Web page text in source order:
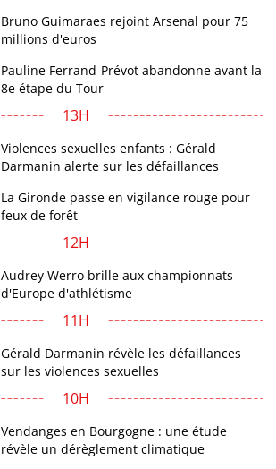
Bruno Guimaraes rejoint Arsenal pour 75
millions d'euros
Pauline Ferrand-Prévot abandonne avant la
8e étape du Tour
13H
Violences sexuelles enfants : Gérald
Darmanin alerte sur les défaillances
La Gironde passe en vigilance rouge pour
feux de forêt
12H
Audrey Werro brille aux championnats
d'Europe d'athlétisme
11H
Gérald Darmanin révèle les défaillances
sur les violences sexuelles
10H
Vendanges en Bourgogne : une étude
révèle un dérèglement climatique